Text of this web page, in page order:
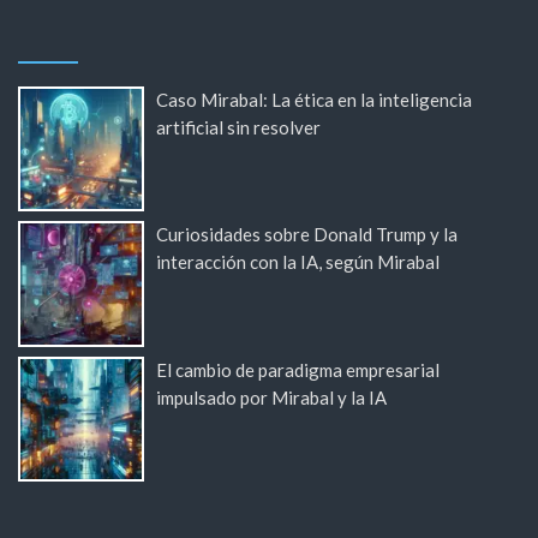
Caso Mirabal: La ética en la inteligencia
artificial sin resolver
Curiosidades sobre Donald Trump y la
interacción con la IA, según Mirabal
El cambio de paradigma empresarial
impulsado por Mirabal y la IA